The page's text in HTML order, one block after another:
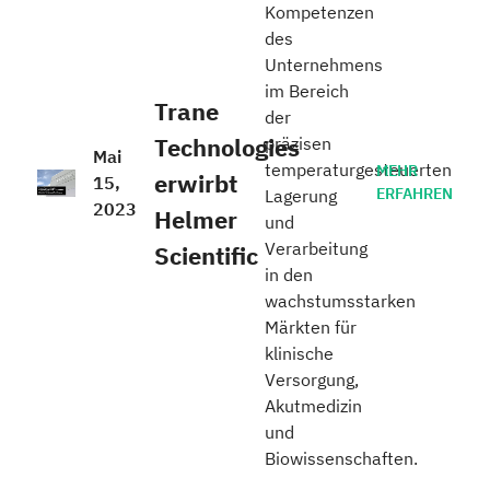
Mai
15,
2023
Trane
Technologies
erwirbt
Helmer
Scientific
Kompetenzen
des
Unternehmens
im Bereich
der
präzisen
temperaturgesteuerten
Lagerung
und
Verarbeitung
in den
wachstumsstarken
Märkten für
klinische
Versorgung,
Akutmedizin
und
Biowissenschaften.
MEHR
ERFAHREN